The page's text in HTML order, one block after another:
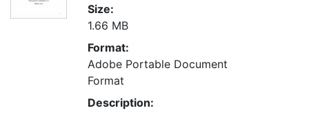
Size:
1.66 MB
Format:
Adobe Portable Document
Format
Description: